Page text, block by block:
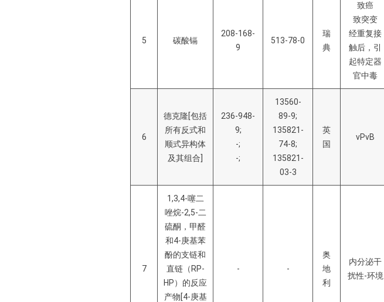
5 碳酸镉
208-168-
9
513-78-0
瑞
典
致癌
致突变
经重复接
触后，引
起特定器
官中毒
6
德克隆[包括
所有反式和
顺式异构体
及其组合]
236-948-
9;
-;
-;
13560-
89-9;
135821-
74-8;
135821-
03-3
英
国
vPvB
7
1,3,4-噻二
唑烷-2,5-二
硫酮，甲醛
和4-庚基苯
酚的支链和
直链（RP-
HP）的反应
产物[4-庚基
- -
奥
地
利
内分泌干
扰性-环境